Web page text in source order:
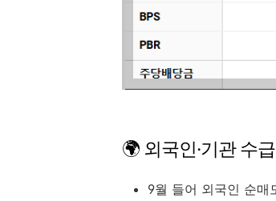
🌍 외국인·기관 수
9월 들어 외국인 순매